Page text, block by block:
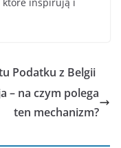
które inspirują i
Podatku z Belgii
– na czym polega
ten mechanizm?